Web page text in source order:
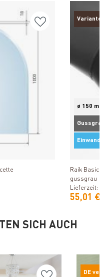
Varianten
ø 150 mm
Gussgrau
Einwandig
Raik Basic
gussgrau
Lieferzeit: 1
55,01 €
SICH AUCH
DE